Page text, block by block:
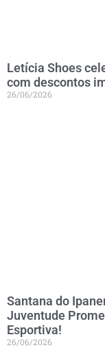
Letícia Shoes
com descontos
26/06/2026
Santana do
Juventude
Esportiva!
26/06/2026